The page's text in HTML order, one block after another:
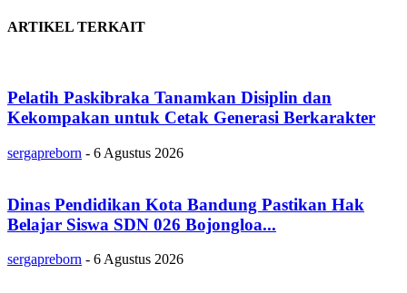
ARTIKEL TERKAIT
Pelatih Paskibraka Tanamkan Disiplin dan
Kekompakan untuk Cetak Generasi Berkarakter
sergapreborn - 6 Agustus 2026
Dinas Pendidikan Kota Bandung Pastikan Hak
Belajar Siswa SDN 026 Bojongloa...
sergapreborn - 6 Agustus 2026